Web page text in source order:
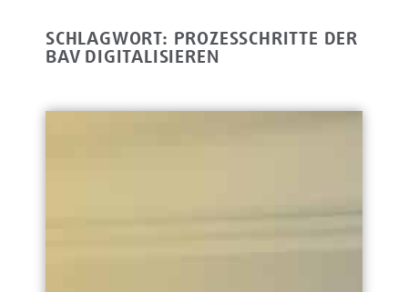
SCHLAGWORT: PROZESSCHRITTE DER
BAV DIGITALISIEREN